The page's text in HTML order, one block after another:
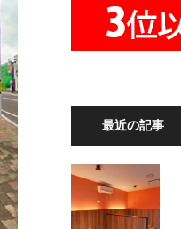
最近の記事